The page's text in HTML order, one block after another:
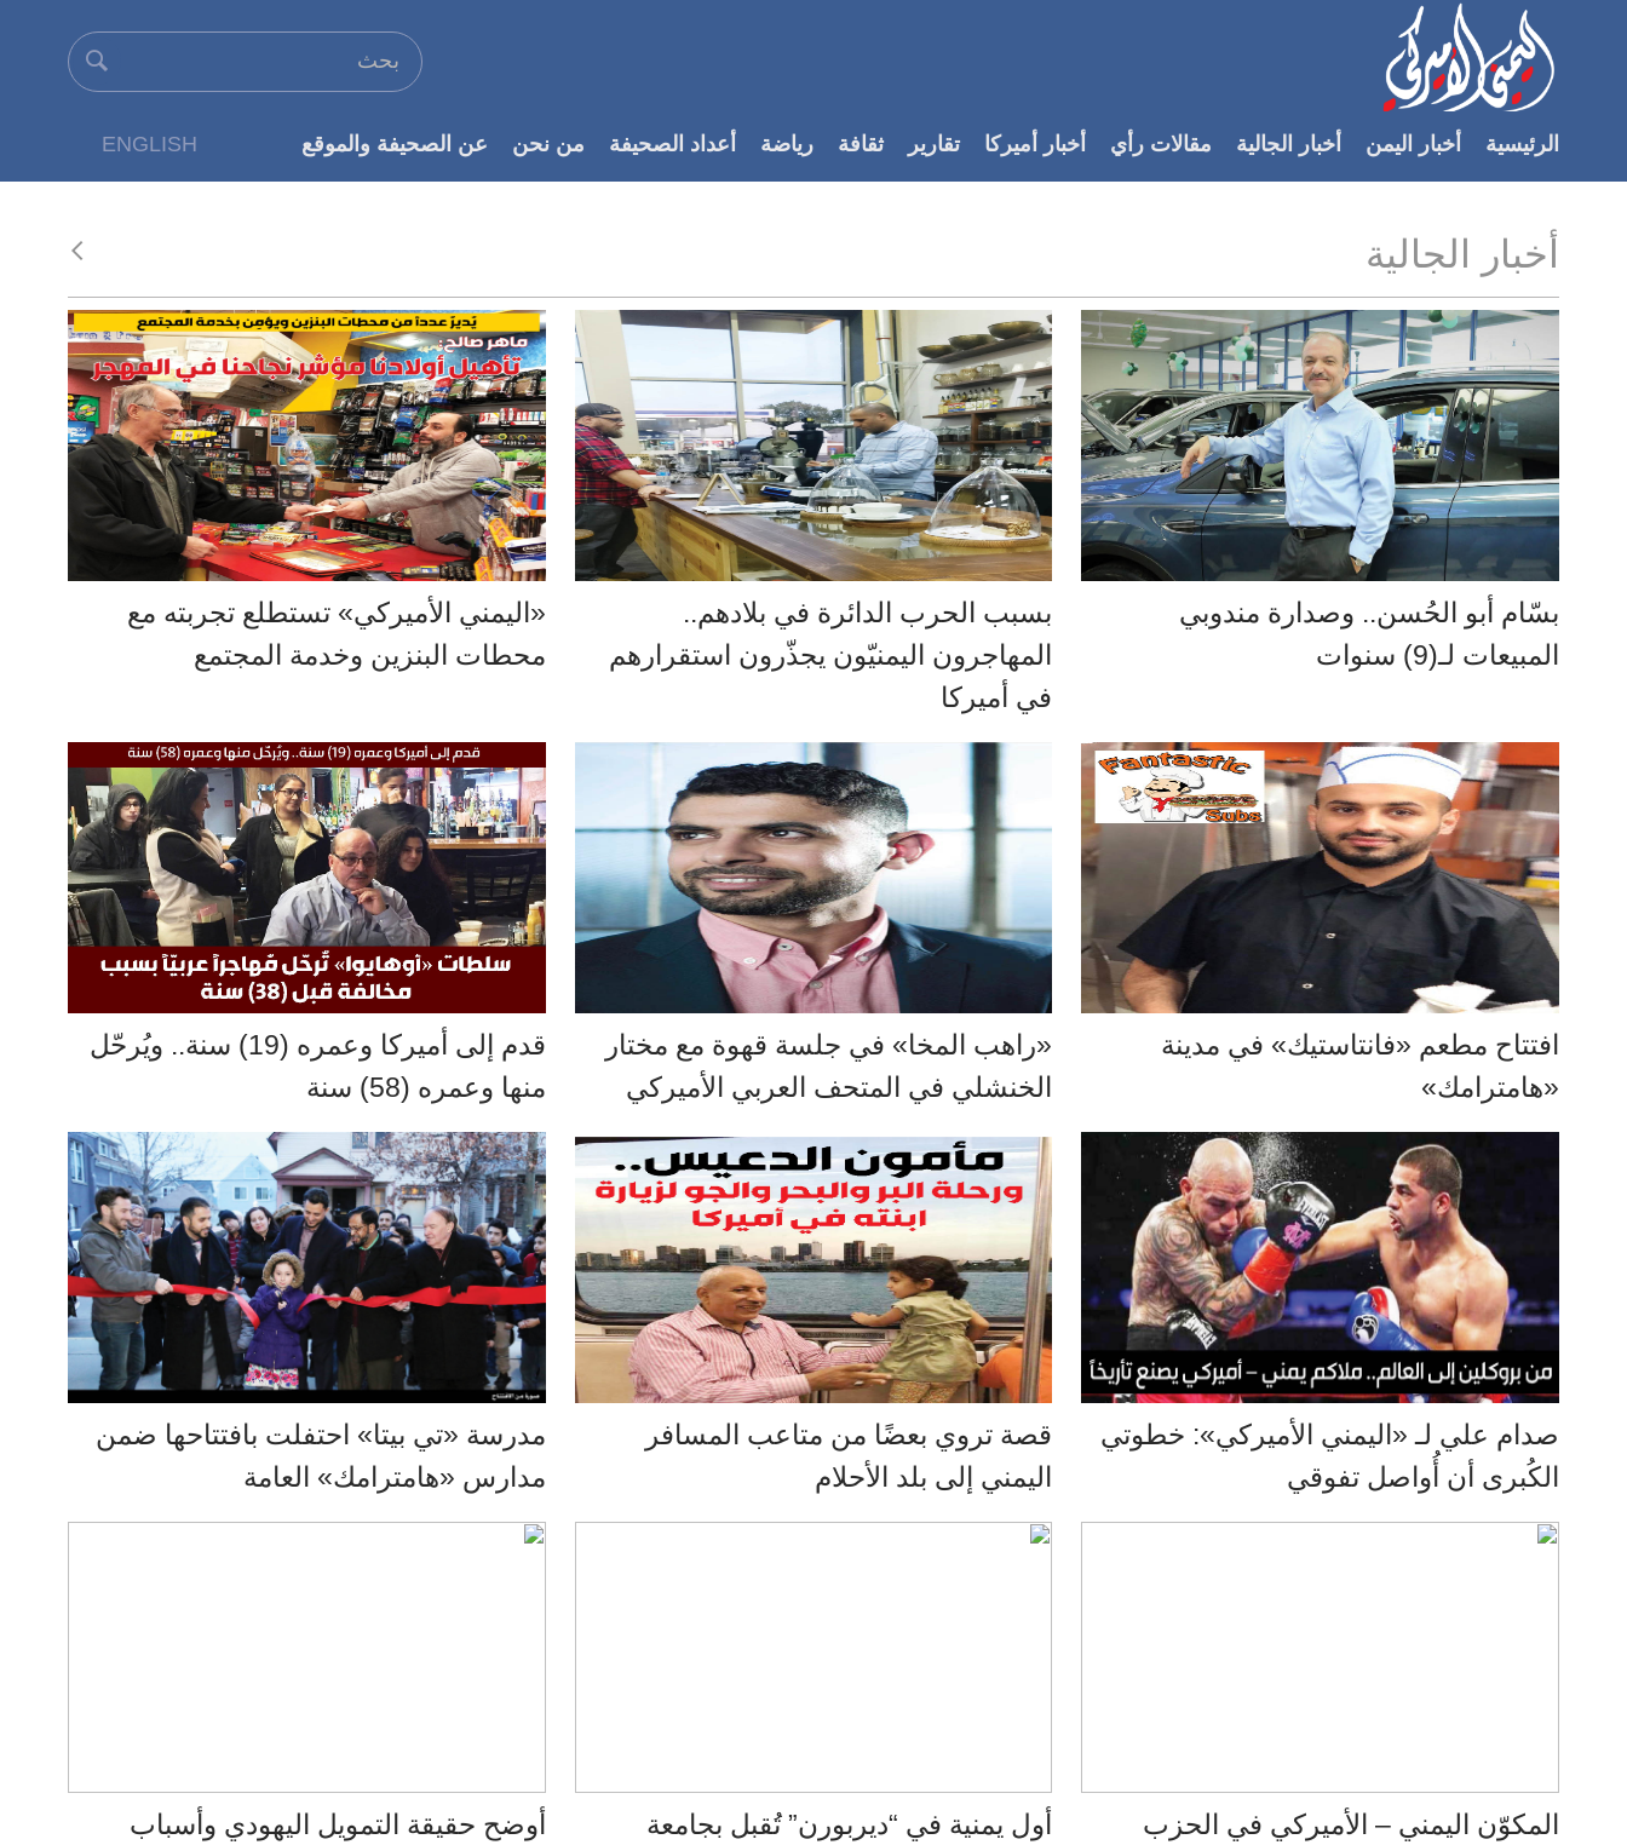
Accessibility
الرئيسي
الأقسام
الرئيسية
ENGLISH الرئيسية أخبار اليمن أخبار الجالية مقالات رأي أخبار أميركا تقارير ثقافة رياضة أعداد الصحيفة من نحن عن الصحيفة والموقع
أخبار الجالية
بسّام أبو الحُسن.. وصدارة مندوبي
المبيعات لـ(9) سنوات
بسبب الحرب الدائرة في بلادهم..
المهاجرون اليمنيّون يجذّرون استقرارهم
في أميركا
«اليمني الأميركي» تستطلع تجربته مع
محطات البنزين وخدمة المجتمع
افتتاح مطعم «فانتاستيك» في مدينة
«هامترامك»
«راهب المخا» في جلسة قهوة مع مختار
الخنشلي في المتحف العربي الأميركي
قدم إلى أميركا وعمره (19) سنة.. ويُرحّل
منها وعمره (58) سنة
صدام علي لـ «اليمني الأميركي»: خطوتي
الكُبرى أن أُواصل تفوقي
قصة تروي بعضًا من متاعب المسافر
اليمني إلى بلد الأحلام
مدرسة «تي بيتا» احتفلت بافتتاحها ضمن
مدارس «هامترامك» العامة
المكوّن اليمني – الأميركي في الحزب
أول يمنية في “ديربورن” تُقبل بجامعة
أوضح حقيقة التمويل اليهودي وأسباب